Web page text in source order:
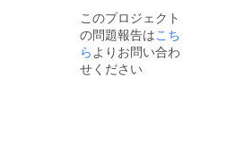
様の交
通費や
滞在費
は各自
でご負
このプロジェクト
の問題報告はこち
らよりお問い合わ
せください